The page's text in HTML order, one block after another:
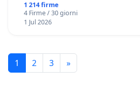
1 214 firme
4 Firme / 30 giorni
1 Jul 2026
1 2 3 »